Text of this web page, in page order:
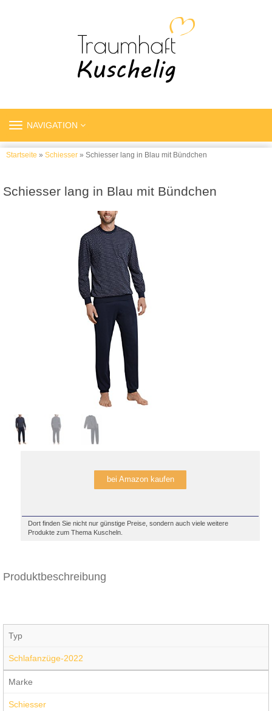
TOGGLE
NAVIGATION
Startseite » Schiesser » Schiesser lang in Blau mit Bündchen
Schiesser lang in Blau mit Bündchen
bei Amazon kaufen
Dort finden Sie nicht nur günstige Preise, sondern auch viele weitere
Produkte zum Thema Kuscheln.
Produktbeschreibung
Typ
Schlafanzüge-2022
Marke
Schiesser